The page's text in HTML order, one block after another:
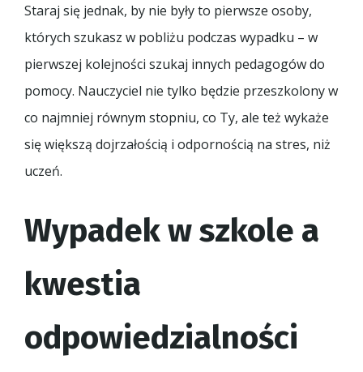
Staraj się jednak, by nie były to pierwsze osoby,
których szukasz w pobliżu podczas wypadku – w
pierwszej kolejności szukaj innych pedagogów do
pomocy. Nauczyciel nie tylko będzie przeszkolony w
co najmniej równym stopniu, co Ty, ale też wykaże
się większą dojrzałością i odpornością na stres, niż
uczeń.
Wypadek w szkole a
kwestia
odpowiedzialności